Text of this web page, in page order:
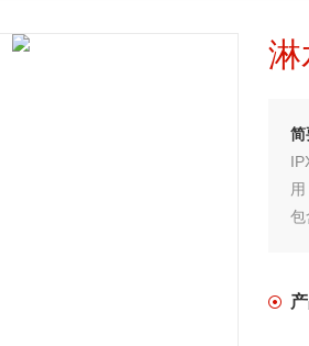
淋
包